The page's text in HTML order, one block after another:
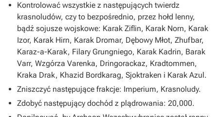
Kontrolować wszystkie z następujących twierdz
krasnoludów, czy to bezpośrednio, przez hołd lenny,
bądź sojusze wojskowe: Karak Ziflin, Karak Norn, Karak
Izor, Karak Hirn, Karak Dromar, Dębowy Młot, Zhufbar,
Karaz-a-Karak, Filary Grungniego, Karak Kadrin, Barak
Varr, Wzgórza Varenka, Dringorackaz, Kradtommen,
Kraka Drak, Khazid Bordkarag, Sjoktraken i Karak Azul.
Zniszczyć następujące frakcje: Imperium, Krasnoludy.
Zdobyć następujący dochód z plądrowania: 20,000.